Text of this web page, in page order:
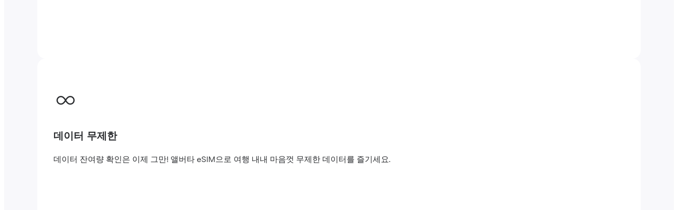
데이터 무제한
데이터 잔여량 확인은 이제 그만! 앨버타 eSIM으로 여행 내내 마음껏 무제한 데이터를 즐기세요.